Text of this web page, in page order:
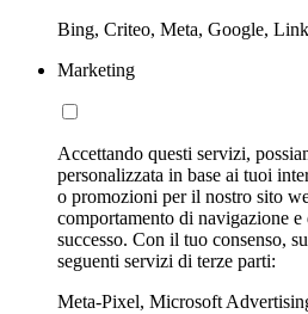
Bing, Criteo, Meta, Google,
Marketing
Accettando questi servizi,
personalizzata in base ai tuoi
o promozioni per il nostro sito
comportamento di navigazione
successo. Con il tuo consenso,
seguenti servizi di terze parti:
Meta-Pixel, Microsoft